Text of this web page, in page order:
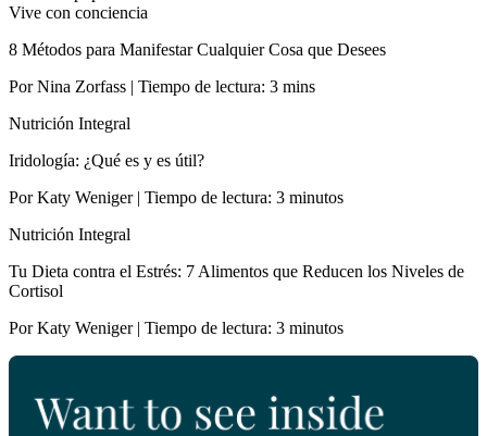
Vive con conciencia
8 Métodos para Manifestar Cualquier Cosa que Desees
Por Nina Zorfass | Tiempo de lectura: 3 mins
Nutrición Integral
Iridología: ¿Qué es y es útil?
Por Katy Weniger | Tiempo de lectura: 3 minutos
Nutrición Integral
Tu Dieta contra el Estrés: 7 Alimentos que Reducen los Niveles de
Cortisol
Por Katy Weniger | Tiempo de lectura: 3 minutos